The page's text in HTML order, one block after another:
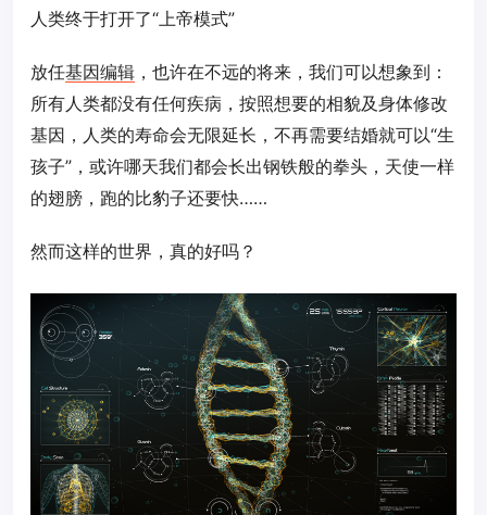
人类终于打开了“上帝模式”
放任基因编辑 ，也许在不远的将来，我们可以想象到：
所有人类都没有任何疾病，按照想要的相貌及身体修改
基因，人类的寿命会无限延长，不再需要结婚就可以“生
孩子”，或许哪天我们都会长出钢铁般的拳头，天使一样
的翅膀，跑的比豹子还要快……
然而这样的世界，真的好吗？